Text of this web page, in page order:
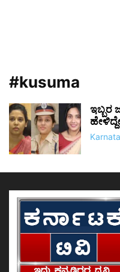
#kusuma
ಇಬ್ಬರ